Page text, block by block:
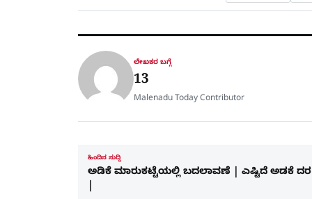
ಲೇಖಕರ ಬಗ್ಗೆ
13
Malenadu Today Contributor
ಹಿಂದಿನ ಸುದ್ದಿ
ಅಡಿಕೆ ಮಾರುಕಟ್ಟೆಯಲ್ಲಿ ಬದಲಾವಣೆ | ಎಷ್ಟಿದೆ ಅಡಕೆ ದರ